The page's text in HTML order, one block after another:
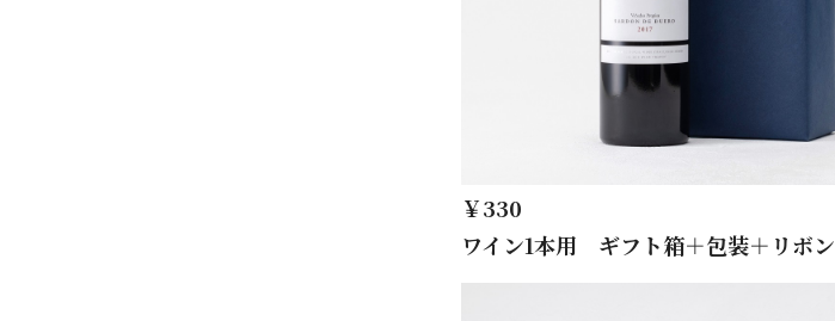
￥330
ワイン1本用 ギフト箱＋包装＋リボン